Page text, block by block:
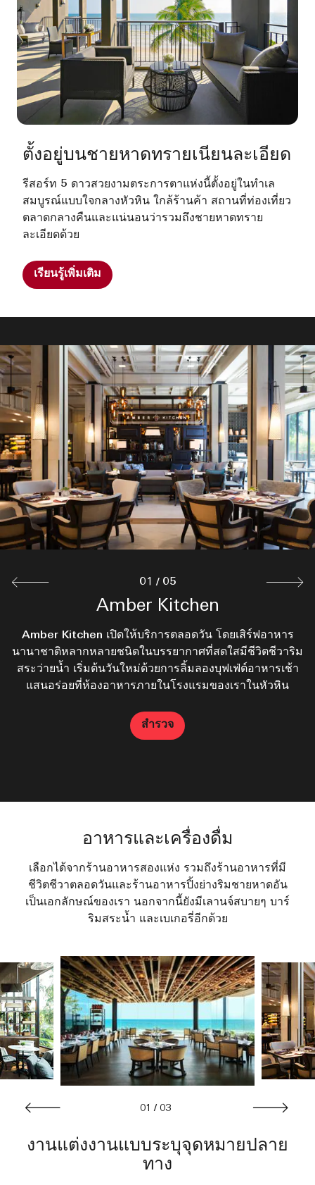
ตั้งอยู่บนชายหาดทรายเนียนละเอียด
รีสอร์ท 5 ดาวสวยงามตระการตาแห่งนี้ตั้งอยู่ในทำเล
สมบูรณ์แบบใจกลางหัวหิน ใกล้ร้านค้า สถานที่ท่องเที่ยว
ตลาดกลางคืนและแน่นอนว่ารวมถึงชายหาดทราย
ละเอียดด้วย
เรียนรู้เพิ่มเติม
Amber Kitchen
Amber Kitchen เปิดให้บริการตลอดวัน โดยเสิร์ฟอาหาร
นานาชาติหลากหลายชนิดในบรรยากาศที่สดใสมีชีวิตชีวาริม
สระว่ายน้ำ เริ่มต้นวันใหม่ด้วยการลิ้มลองบุฟเฟ่ต์อาหารเช้า
แสนอร่อยที่ห้องอาหารภายในโรงแรมของเราในหัวหิน
สำรวจ
Big Fish & Bar
เชิญนั่งพักผ่อนที่ห้องอาหารริมชายหาดหัวหินของเรา และ
ชมวิวทะเลแบบพาโนรามา พร้อมอาหารทะเลรสเลิศ อิ่ม
อร่อยไปกับอาหารทะเลสดใหม่และเนื้อระดับพรีเมียม ปรุง
อย่างพิถีพิถันโดยเชฟมากฝีมือของเรา เพื่อประสบการณ์การ
สำรวจ
Siam Bakery
สำหรับผู้ที่มาเที่ยวหัวหิน ร้านเบเกอรี่ของเราถือเป็นตัวเลือกที่
ดีเยี่ยม แวะรับประทานอาหารเช้าที่ Siam Bakery หรือเลือก
เมนูอาหารเย็นแบบซื้อกลับบ้านเพื่อรับประทานในห้องพัก
โรงแรมที่หรูหรา
สำรวจ
Pool Bar
อาบแดดที่บาร์ริมสระว่ายน้ำของเราซึ่งอยู่ติดชายหาด บาร์ริม
สระว่ายน้ำแห่งนี้ในหัวหินเสิร์ฟอาหารรสเลิศและค็อกเทลเย็น
ชื่นใจสำหรับมื้อกลางวัน ช่วงเวลาแห่งความสุข และมื้อเย็น
Lobby Lounge
Lobby Lounge & Bar ให้บรรยากาศที่ผ่อนคลายและหรูหรา
มีเมนูอาหารที่ได้รับแรงบันดาลใจจากทั่วโลก และค็อกเทลที่
ใช้ความคิดสร้างสรรค์ ห้องอาหารและบาร์ของเราในหัวหิน
เป็นสถานที่ที่เหมาะสำหรับการรับประทานอาหารค่ำแบบ
เหน็ดเหนื่อยมาทั้งวัน
01 / 05
อาหารและเครื่องดื่ม
เลือกได้จากร้านอาหารสองแห่ง รวมถึงร้านอาหารที่มี
ชีวิตชีวาตลอดวันและร้านอาหารปิ้งย่างริมชายหาดอัน
เป็นเอกลักษณ์ของเรา นอกจากนี้ยังมีเลานจ์สบายๆ บาร์
ริมสระน้ำ และเบเกอรี่อีกด้วย
01 / 03
งานแต่งงานแบบระบุจุดหมายปลาย
ทาง